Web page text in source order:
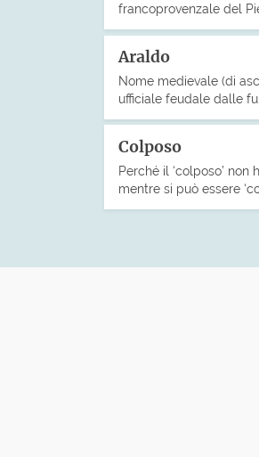
francoprovenzale del
Araldo
Nome medievale (di
ufficiale feudale dalle
Colposo
Perché il ‘colposo’
mentre si può essere